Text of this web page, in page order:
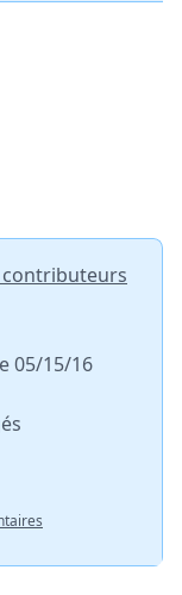
05/15/16